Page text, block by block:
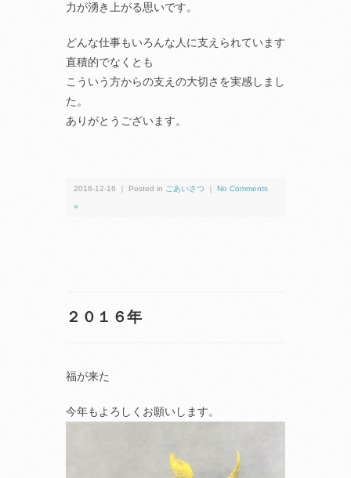
力が湧き上がる思いです。
どんな仕事もいろんな人に支えられています
直積的でなくとも
こういう方からの支えの大切さを実感しまし
た。
ありがとうございます。
2016-12-16 ｜ Posted in ごあいさつ No Comments
»
２０１６年
福が来た
今年もよろしくお願いします。